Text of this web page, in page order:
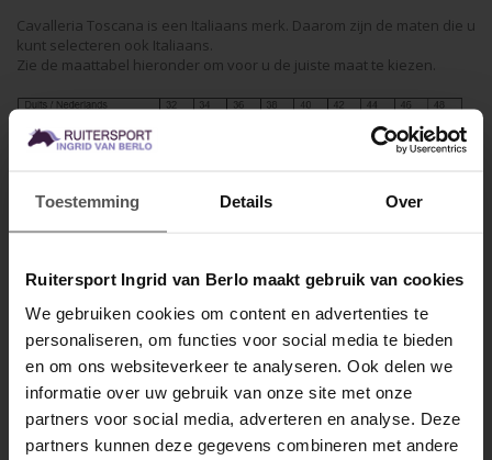
Toestemming Details Over
Ruitersport Ingrid van Berlo maakt gebruik van cookies
We gebruiken cookies om content en advertenties te
personaliseren, om functies voor social media te bieden
en om ons websiteverkeer te analyseren. Ook delen we
informatie over uw gebruik van onze site met onze
partners voor social media, adverteren en analyse. Deze
partners kunnen deze gegevens combineren met andere
Cavalleria Toscana is een Italiaans merk. Daarom zijn de maten die u
kunt selecteren ook Italiaans.
Zie de maattabel hieronder om voor u de juiste maat te kiezen.
Gerelateerde producten
MELD JE AAN VOOR
10% KORTING